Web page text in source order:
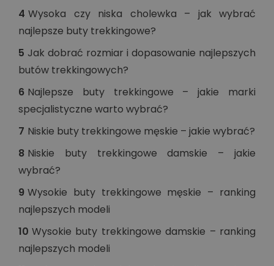
4 Wysoka czy niska cholewka – jak wybrać
najlepsze buty trekkingowe?
5 Jak dobrać rozmiar i dopasowanie najlepszych
butów trekkingowych?
6 Najlepsze buty trekkingowe – jakie marki
specjalistyczne warto wybrać?
7 Niskie buty trekkingowe męskie – jakie wybrać?
8 Niskie buty trekkingowe damskie – jakie
wybrać?
9 Wysokie buty trekkingowe męskie – ranking
najlepszych modeli
10 Wysokie buty trekkingowe damskie – ranking
najlepszych modeli